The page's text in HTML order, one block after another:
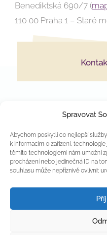
Spravovat
Abychom poskytli co nejlepší
k informacím o zařízení,
těmito technologiemi nám umožní
procházení nebo jedinečná ID na
souhlasu může nepříznivě ovlivnit
Benediktská 690/7 (
110 00 Praha 1 – Staré
Copyright 2026 © Re:Life |